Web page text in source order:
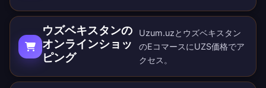
ウズベキスタンの
オンラインショッ
ピング
Uzum.uzとウズベキスタン
のEコマースにUZS価格でア
クセス。